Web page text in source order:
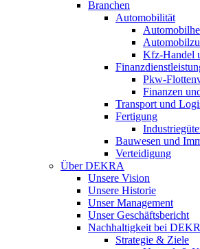
Branchen
Automobilität
Kfz-Handel
Finanzen
Transport und
Fertigung
Bauwesen und
Verteidigung
Über DEKRA
Unsere Vision
Unsere Historie
Unser Management
Unser Geschäftsbericht
Nachhaltigkeit bei
Strategie & Ziele